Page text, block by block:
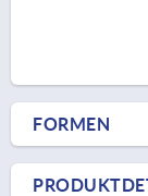
FORMEN